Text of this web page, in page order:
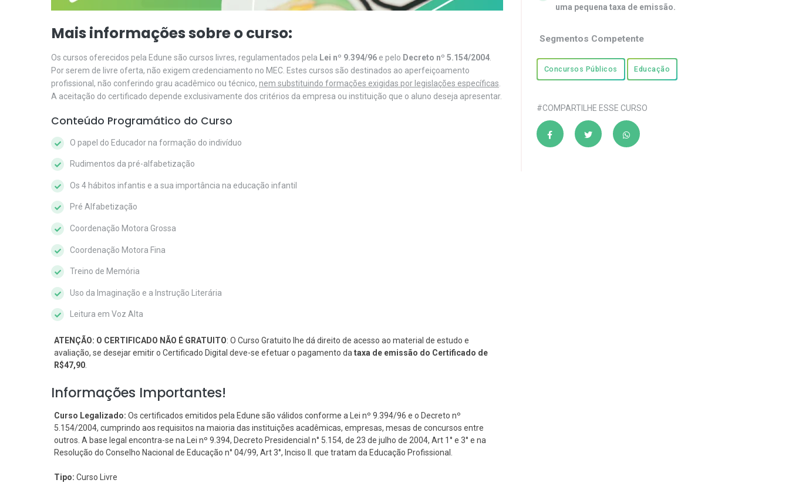
Mais informações sobre o curso:
Os cursos oferecidos pela Edune são cursos livres, regulamentados pela Lei nº 9.394/96 e pelo Decreto nº 5.154/2004
Por serem de livre oferta, não exigem credenciamento no MEC. Estes cursos são destinados ao aperfeiçoamento
profissional, não conferindo grau acadêmico ou técnico, nem substituindo formações exigidas por legislações específicas
A aceitação do certificado depende exclusivamente dos critérios da empresa ou instituição que o aluno deseja apresentar.
Conteúdo Programático do Curso
O papel do Educador na formação do indivíduo
Rudimentos da pré-alfabetização
Os 4 hábitos infantis e a sua importância na educação infantil
Pré Alfabetização
Coordenação Motora Grossa
Coordenação Motora Fina
Treino de Memória
Uso da Imaginação e a Instrução Literária
Leitura em Voz Alta
ATENÇÃO: O CERTIFICADO NÃO É GRATUITO: O Curso Gratuito lhe dá direito de acesso ao material de estudo e
avaliação, se desejar emitir o Certificado Digital deve-se efetuar o pagamento dataxa de emissão do Certificado de
R$47,90.
Informações Importantes!
Curso Legalizado: Os certificados emitidos pela Edune são válidos conforme a Lei nº 9.394/96 e o Decreto nº
5.154/2004, cumprindo aos requisitos na maioria das instituições acadêmicas, empresas, mesas de concursos entre
outros. A base legal encontra-se na Lei nº 9.394, Decreto Presidencial n° 5.154, de 23 de julho de 2004, Art 1° e 3° e na
Resolução do Conselho Nacional de Educação n° 04/99, Art 3°, Inciso II. que tratam da Educação Profissional.
Tipo: Curso Livre
uma pequena taxa de emissão.
Segmentos Competente
Concursos Públicos Educação
#COMPARTILHE ESSE CURSO